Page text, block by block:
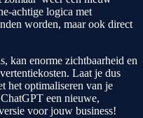
achtige logica met
worden, maar ook direct
kan enorme zichtbaarheid en
Laat je dus
het optimaliseren van je
een nieuwe,
voor jouw business!